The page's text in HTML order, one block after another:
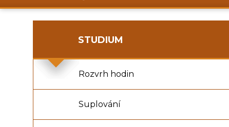
STUDIUM
Rozvrh hodin
Suplování